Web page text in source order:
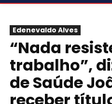
Edenevaldo Alves
“Nada
trabalho”,
de Saúde